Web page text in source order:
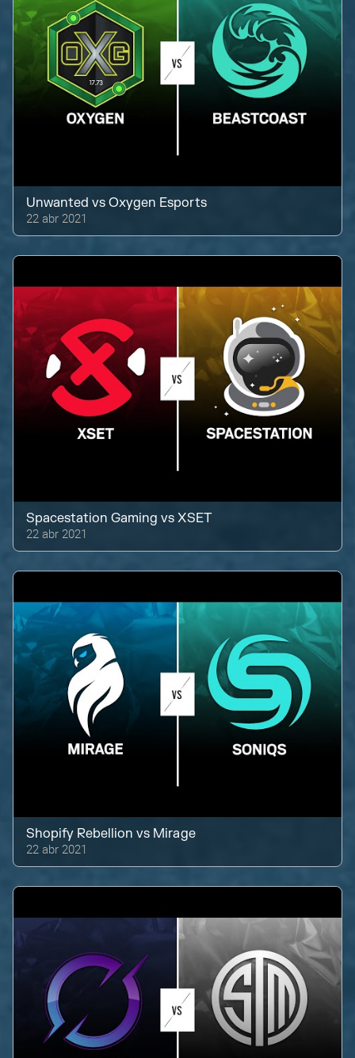
Unwanted vsOxygen Esports
22 abr 2021
Spacestation Gaming vsXSET
22 abr 2021
Shopify Rebellion vs Mirage
22 abr 2021